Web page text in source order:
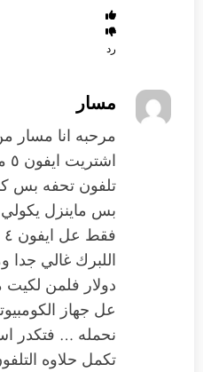
رد
مسار
مرحبه انا مسار
تلفون تحفه بس
بس ماينزل
دولار فلمن
عل جهاز
نحمله … فتكدر
تكمل حلاوه